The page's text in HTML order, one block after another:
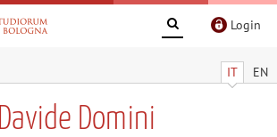
Login
IT EN
Davide Domini